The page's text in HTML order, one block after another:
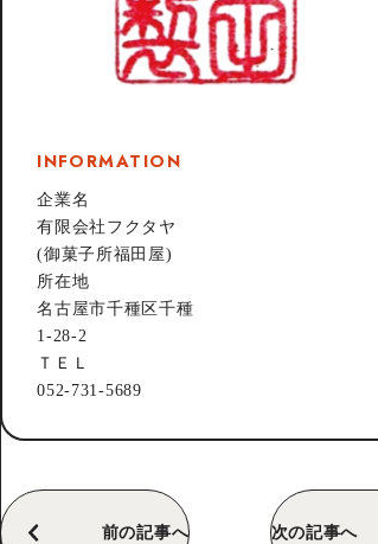
INFORMATION
企業名
有限会社フクタヤ
(御菓子所福田屋)
所在地
名古屋市千種区千種
1-28-2
ＴＥＬ
052-731-5689
前の記事へ 次の記事へ